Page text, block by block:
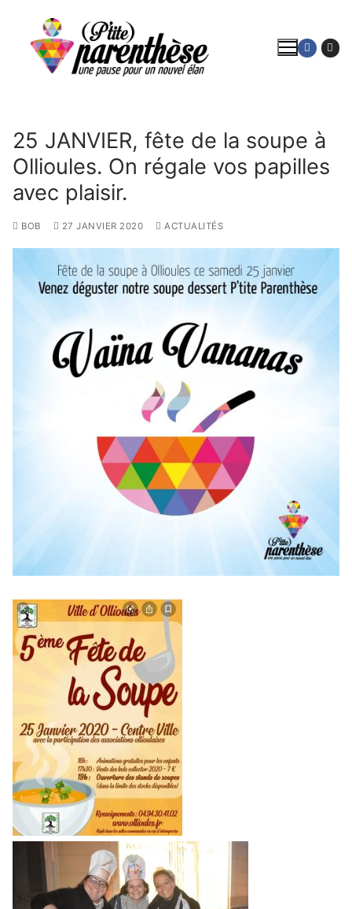
contenu
25 JANVIER, fête de la soupe à
Ollioules. On régale vos papilles
avec plaisir.
BOB 27 JANVIER 2020 ACTUALITÉS